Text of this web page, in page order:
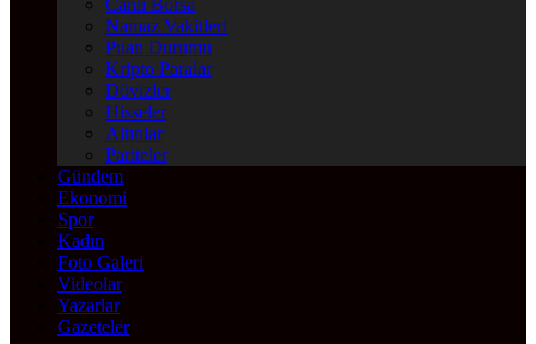
Canlı Borsa
Namaz Vakitleri
Puan Durumu
Kripto Paralar
Dövizler
Hisseler
Altınlar
Pariteler
Gündem
Ekonomi
Spor
Kadın
Foto Galeri
Videolar
Yazarlar
Gazeteler